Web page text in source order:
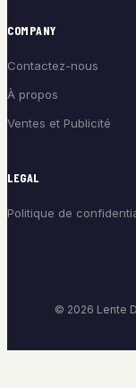
COMPANY
Contactez-nous
À propos
Ventes et Publicité
LEGAL
Politique de
© 2026 Lente